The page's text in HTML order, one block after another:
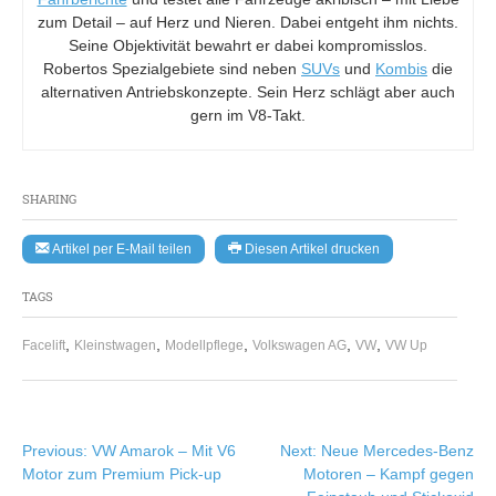
SHARING
Artikel per E-Mail teilen Diesen Artikel drucken
TAGS
Facelift Kleinstwagen Modellpflege Volkswagen AG VW VW Up
zum Detail – auf Herz und Nieren. Dabei entgeht ihm nichts.
Seine Objektivität bewahrt er dabei kompromisslos.
Robertos Spezialgebiete sind neben SUVs und Kombis die
alternativen Antriebskonzepte. Sein Herz schlägt aber auch
gern im V8-Takt.
Beitragsnavigation
Previous: VW Amarok – Mit V6
Motor zum Premium Pick-up
Next: Neue Mercedes-Benz
Motoren – Kampf gegen